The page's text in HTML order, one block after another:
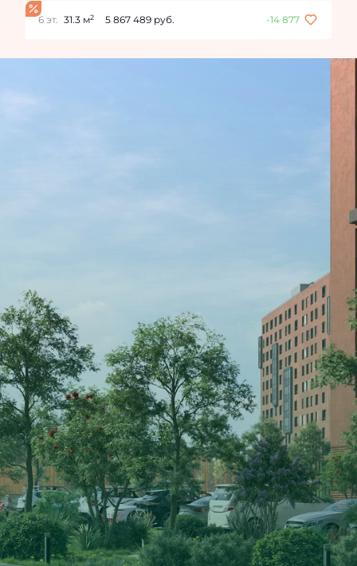
6 эт. 31.3 м2 5 867 489 руб. -14 877